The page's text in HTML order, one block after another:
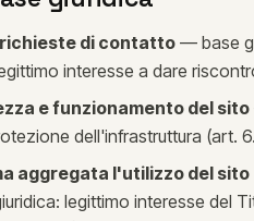
di contatto— base
interesse a dare
e funzionamento del sito
dell'infrastruttura (art.
aggregata l'utilizzo del sito
legittimo interesse del